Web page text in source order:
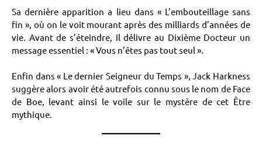
Sa dernière apparition a lieu dans « L’embouteillage sans
fin », où on le voit mourant après des milliards d’années de
vie. Avant de s’éteindre, il délivre au Dixième Docteur un
message essentiel : « Vous n’êtes pas tout seul ».
Enfin dans « Le dernier Seigneur du Temps », Jack Harkness
suggère alors avoir été autrefois connu sous le nom de Face
de Boe, levant ainsi le voile sur le mystère de cet Être
mythique.